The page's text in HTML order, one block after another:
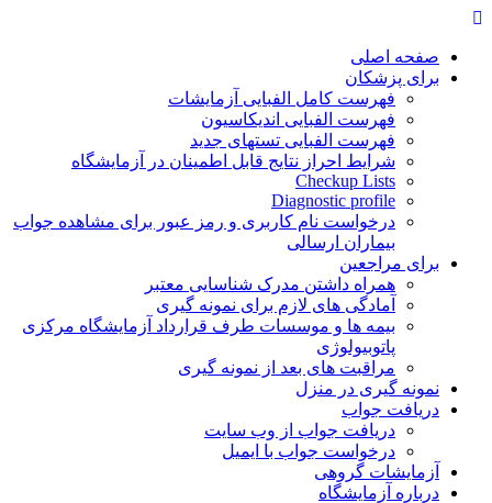
Skip
contentصفحه اصلی
برای پزشکان
فهرست کامل الفبایی آزمایشات
فهرست الفبایی اندیکاسیون
فهرست الفبایی تستهای جدید
شرایط احراز نتایج قابل اطمینان در آزمایشگاه
Checkup Lists
Diagnostic profile
درخواست نام کاربری و رمز عبور برای مشاهده جواب
بیماران ارسالی
برای مراجعین
همراه داشتن مدرک شناسایی معتبر
آمادگی های لازم برای نمونه گیری
بیمه ها و موسسات طرف قرارداد آزمایشگاه مرکزی
پاتوبیولوژی
مراقبت های بعد از نمونه گیری
نمونه گیری در منزل
دریافت جواب
دریافت جواب از وب سایت
درخواست جواب با ایمیل
آزمایشات گروهی
درباره آزمایشگاه